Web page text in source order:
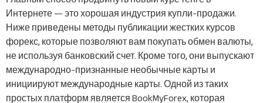
Интернете — это хорошая индустрия купли-продажи.
Ниже приведены методы публикации жестких курсов
форекс, которые позволяют вам покупать обмен валюты,
не используя банковский счет. Кроме того, они выпускают
международно-признанные необычные карты и
инициируют международные карты. Одной из таких
простых платформ является BookMyForex, которая